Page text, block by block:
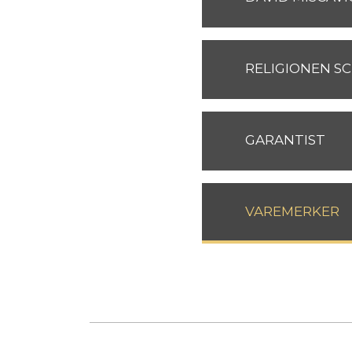
RELIGIONEN
GARANTIST
VAREMERKER